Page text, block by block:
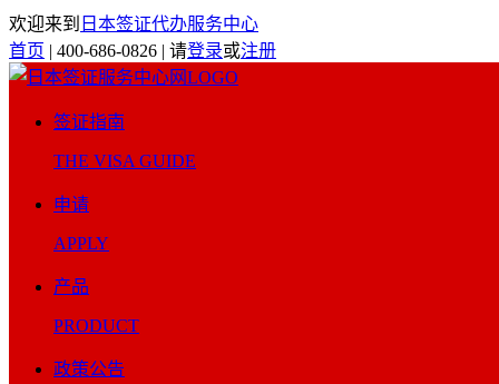
欢迎来到 日本签证代办服务中心
首页 | 400-686-0826 | 请登录或注册
签证指南
THE VISA GUIDE
申请
APPLY
产品
PRODUCT
政策公告